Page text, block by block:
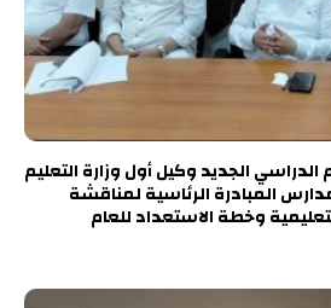
الجديد وكيل أول وزارة التعليم
المبادرة الرئاسية لمناقشة
وخطة الاستعداد للعام